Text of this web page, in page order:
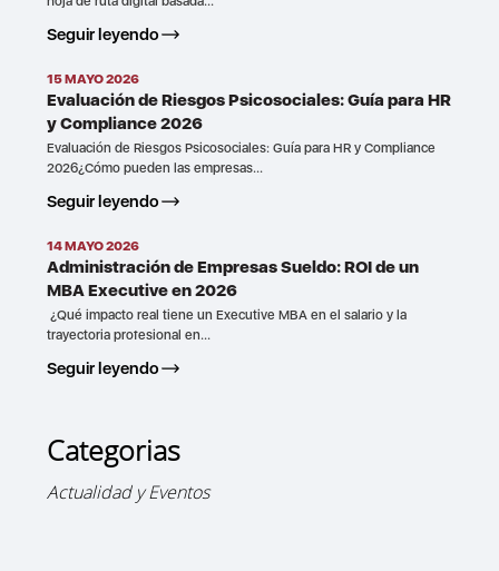
Seguir leyendo
15 MAYO 2026
Evaluación de Riesgos Psicosociales: Guía para HR
y Compliance 2026
Evaluación de Riesgos Psicosociales: Guía para HR y Compliance
2026¿Cómo pueden las empresas...
Seguir leyendo
14 MAYO 2026
Administración de Empresas Sueldo: ROI de un
MBA Executive en 2026
¿Qué impacto real tiene un Executive MBA en el salario y la
trayectoria profesional en...
Seguir leyendo
Categorias
Actualidad y Eventos